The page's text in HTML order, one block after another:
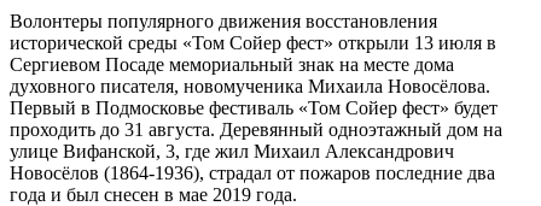
Волонтеры популярного движения восстановления
исторической среды «Том Сойер фест» открыли 13 июля в
Сергиевом Посаде мемориальный знак на месте дома
духовного писателя, новомученика Михаила Новосёлова.
Первый в Подмосковье фестиваль «Том Сойер фест» будет
проходить до 31 августа. Деревянный одноэтажный дом на
улице Вифанской, 3, где жил Михаил Александрович
Новосёлов (1864-1936), страдал от пожаров последние два
года и был снесен в мае 2019 года.